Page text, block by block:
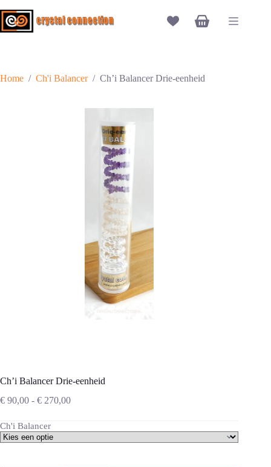
naar
de
Winkelwagen
Home / Ch'i Balancer / Ch’i Balancer Drie-eenheid
Ch’i Balancer Drie-eenheid
€ 90,00 - € 270,00Prijsklasse:
€ 270,00
Ch'i Balancer